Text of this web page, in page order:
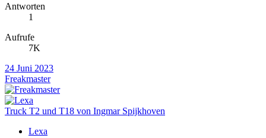
Antworten
1
Aufrufe
7K
24 Juni 2023
Freakmaster
Truck T2 und T18 von Ingmar Spijkhoven
Lexa